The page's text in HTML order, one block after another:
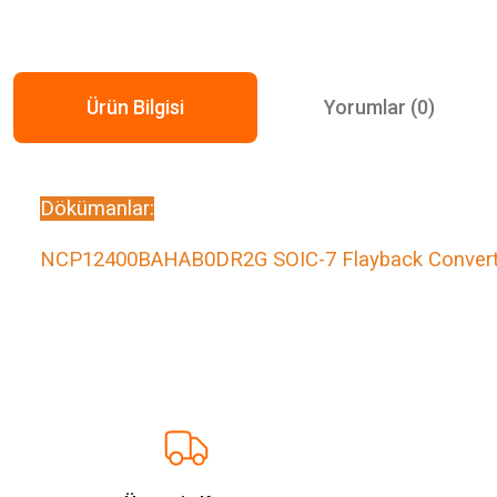
Ürün Bilgisi Yorumlar (0)
Dökümanlar:
NCP12400BAHAB0DR2G SOIC-7 Flayback
Ürün resmi kalitesiz, bozuk veya görüntülenemiyor.
Ürün açıklamasında eksik bilgiler bulunuyor.